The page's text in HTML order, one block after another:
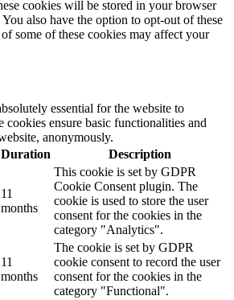
cookies will be stored in your browser
also have the option to opt-out of these
some of these cookies may affect your
essential for the website to
cookies ensure basic functionalities and
anonymously.
Duration Description
11
months
This cookie is set by GDPR
Cookie Consent plugin. The
cookie is used to store the user
consent for the cookies in the
category "Analytics".
11
months
The cookie is set by GDPR
cookie consent to record the user
consent for the cookies in the
category "Functional".